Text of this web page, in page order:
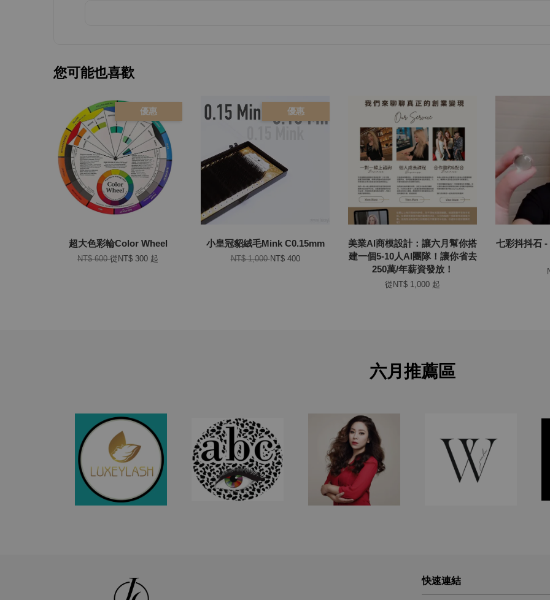
您可能也喜歡
優惠
超大色彩輪Color Wheel
NT$ 600從 NT$ 300 起
優惠
小皇冠貂絨毛Mink C0.15mm
NT$ 1,000NT$ 400
美業AI商模設計：讓六月幫你搭
建一個5-10人AI團隊！讓你省去
250萬/年薪資發放！
從 NT$ 1,000 起
七彩抖抖石
六月推薦區
快速連結